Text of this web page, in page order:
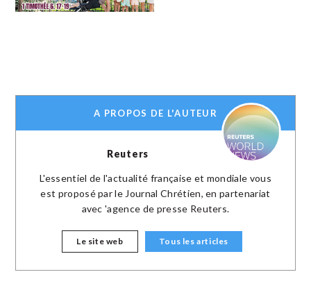
A PROPOS DE L'AUTEUR
Reuters
L'essentiel de l'actualité française et mondiale vous
est proposé par le Journal Chrétien, en partenariat
avec 'agence de presse Reuters.
Le site web Tous les articles